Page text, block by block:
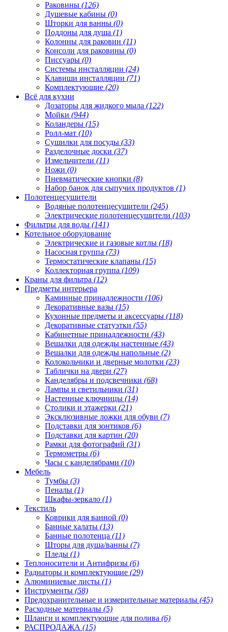
Раковины (126)
Душевые кабины (0)
Шторки для ванны (0)
Поддоны для душа (1)
Колонны для раковин (11)
Консоли для раковины (0)
Писсуары (0)
Системы инсталляции (24)
Клавиши инсталляции (71)
Комплектующие (20)
Всё для кухни
Дозаторы для жидкого мыла (122)
Мойки (944)
Коландеры (15)
Ролл-мат (10)
Сушилки для посуды (33)
Разделочные доски (37)
Измельчители (11)
Ножи (0)
Пневматические кнопки (8)
Набор банок для сыпучих продуктов (1)
Полотенцесушители
Водяные полотенцесушители (245)
Электрические полотенцесушители (103)
Фильтры для воды (141)
Котельное оборудование
Электрические и газовые котлы (18)
Насосная группа (73)
Термостатические клапаны (15)
Коллекторная группа (109)
Краны для фильтра (12)
Предметы интерьера
Каминные принадлежности (106)
Декоративные вазы (15)
Кухонные предметы и аксессуары (118)
Декоративные статуэтки (55)
Кабинетные принадлежности (43)
Вешалки для одежды настенные (43)
Вешалки для одежды напольные (2)
Колокольчики и дверные молотки (23)
Таблички на двери (27)
Канделябры и подсвечники (68)
Лампы и светильники (31)
Настенные ключницы (14)
Столики и этажерки (21)
Эксклюзивные ложки для обуви (7)
Подставки для зонтиков (6)
Подставки для картин (20)
Рамки для фотографий (31)
Термометры (6)
Часы с канделябрами (10)
Мебель
Тумбы (3)
Пеналы (1)
Шкафы-зеркало (1)
Текстиль
Коврики для ванной (0)
Банные халаты (13)
Банные полотенца (11)
Шторы для душа/ванны (7)
Пледы (1)
Теплоносители и Антифризы (6)
Радиаторы и комплектующие (29)
Алюминиевые листы (1)
Инструменты (58)
Предохранительные и измерительные материалы (45)
Расходные материалы (5)
Шланги и комплектующие для полива (6)
РАСПРОДАЖА (15)